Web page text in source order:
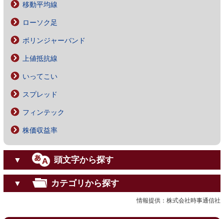
移動平均線
ローソク足
ボリンジャーバンド
上値抵抗線
いってこい
スプレッド
フィンテック
株価収益率
▼ 頭文字から探す
▼ カテゴリから探す
情報提供：株式会社時事通信社